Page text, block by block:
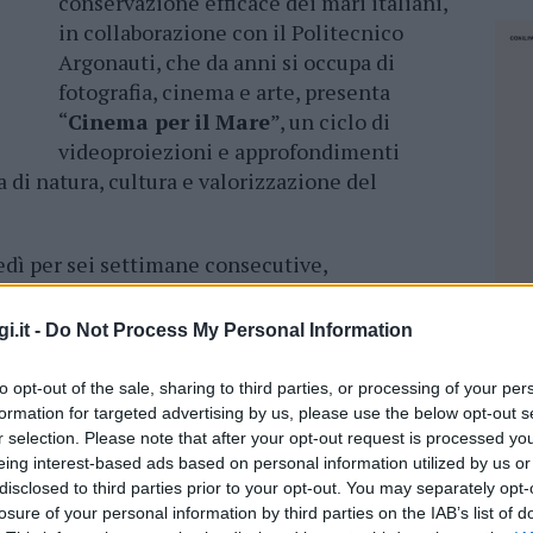
- Do Not Process My Personal Information
opt-out of the sale, sharing to third parties, or processing of your
for targeted advertising by us, please use the below opt-out
selection. Please note that after your opt-out request is processed
interest-based ads based on personal information utilized by us
to third parties prior to your opt-out. You may separately
of your personal information by third parties on the IAB’s list of
in collaborazione con il Politecnico
Argonauti, che da anni si occupa di
fotografia, cinema e arte, presenta
“Cinema per il Mare”, un ciclo di
videoproiezioni e approfondimenti
natura, cultura e valorizzazione del
per sei settimane consecutive,
la sede del Politecnico Argonauti, in via
tuffarsi nel Pianeta Blu attraverso il cinema
o di un cortometraggio a tema marino e,
biologo in veste di moderatore, proseguirà
Mare” sarà affidata al documentario “L’orto di
classe III N del Liceo Classico “A.